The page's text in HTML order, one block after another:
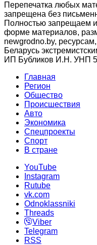
Перепечатка любых
запрещена без
Полностью запрещаем
форме материалов,
newgrodno.by,
Беларусь
ИП Бубликов И.Н. УНП
Главная
Регион
Общество
Происшествия
Авто
Экономика
Спецпроекты
Cпорт
В стране
YouTube
Instagram
Rutube
vk.com
Odnoklassniki
Threads
Viber
Telegram
RSS